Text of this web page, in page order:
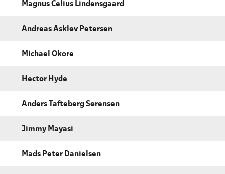
Magnus Celius Lindensgaard
Andreas Askløv Petersen
Michael Okore
Hector Hyde
Anders Tafteberg Sørensen
Jimmy Mayasi
Mads Peter Danielsen